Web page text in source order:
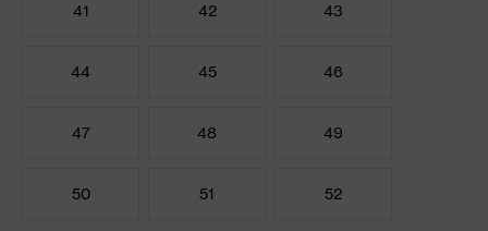
41 42 43
44 45 46
47 48 49
50 51 52